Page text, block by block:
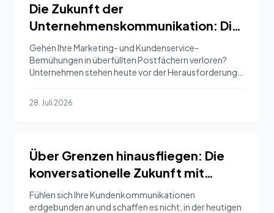
Die Zukunft der
Unternehmenskommunikation: Die
Kunst des
**Textnachrichtenversands**
meistern
Gehen Ihre Marketing- und Kundenservice-
Bemühungen in überfüllten Postfächern verloren?
Unternehmen stehen heute vor der Herausforderung,
28. Juli 2026
Über Grenzen hinausfliegen: Die
konversationelle Zukunft mit
Spoki, nicht nur ein **Zugvogel**
Fühlen sich Ihre Kundenkommunikationen
erdgebunden an und schaffen es nicht, in der heutigen